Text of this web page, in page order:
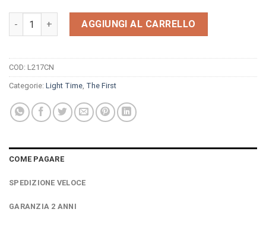
Orologio Light Time The First L217CN quantità
AGGIUNGI AL CARRELLO
COD: L217CN
Categorie: Light Time, The First
COME PAGARE
SPEDIZIONE VELOCE
GARANZIA 2 ANNI